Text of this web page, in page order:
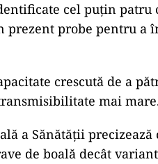
cel puțin patru
prezent probe pentru a
crescută de a
mai
a Sănătății
de boală decât